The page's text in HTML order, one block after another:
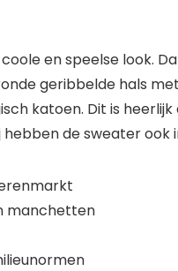
en speelse look.
geribbelde hals
katoen. Dit is
de sweater ook
manchetten